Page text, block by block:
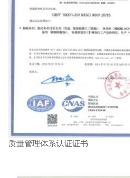
质量管理体系认证证书